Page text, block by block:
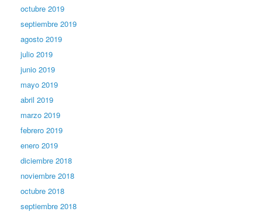
octubre 2019
septiembre 2019
agosto 2019
julio 2019
junio 2019
mayo 2019
abril 2019
marzo 2019
febrero 2019
enero 2019
diciembre 2018
noviembre 2018
octubre 2018
septiembre 2018